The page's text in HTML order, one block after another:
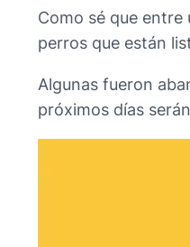
Como sé que
perros que están
Algunas fueron
próximos días